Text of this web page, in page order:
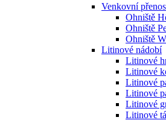
Venkovní
Ohniště
Ohniště
Ohniště
Litinové nádobí
Litinové
Litinové
Litinové
Litinové
Litinové
Litinové